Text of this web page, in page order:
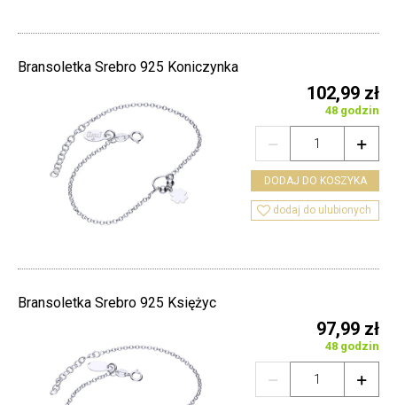
Bransoletka Srebro 925 Koniczynka
102,99 zł
48 godzin


DODAJ DO KOSZYKA
 dodaj do ulubionych
Bransoletka Srebro 925 Księżyc
97,99 zł
48 godzin

